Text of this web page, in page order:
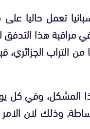
تعمل حاليا
مراقبة هذا التدفق
التراب
وفي كل
وذلك لان